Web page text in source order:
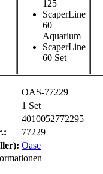
125
ScaperLine
60
Aquarium
ScaperLine
60 Set
OAS-77229
1 Set
4010052772295
77229
Oase